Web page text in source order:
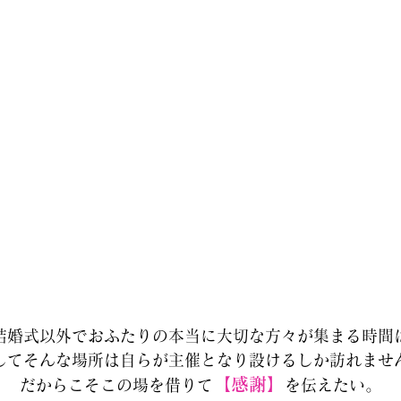
婚式以外でおふたりの本当に大切な方々が集まる時間
てそんな場所は自らが主催となり設けるしか訪れませ
だからこそこの場を借りて
【感謝】 を伝えたい。